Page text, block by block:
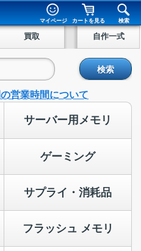
マイページ カートを見る 検索
買取 自作一式
検索
サーバー用メモリ
ゲーミング
サプライ・消耗品
フラッシュ メモリ